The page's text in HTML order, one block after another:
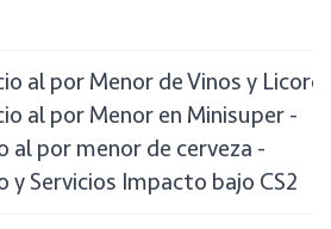
al por Menor de Vinos y
al por Menor en Minisuper -
al por menor de cerveza -
y Servicios Impacto bajo CS2